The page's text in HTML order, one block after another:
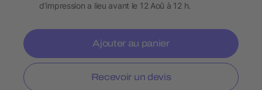
d’impression a lieu avant le 12 Aoû à 12 h.
Ajouter au panier
Recevoir un devis